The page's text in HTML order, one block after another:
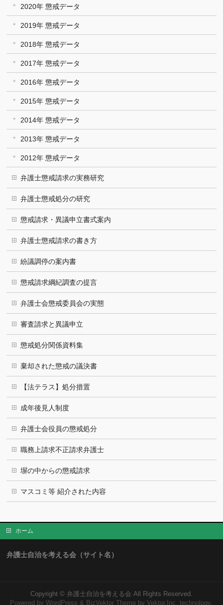
2020年 懲戒データ
2019年 懲戒データ
2018年 懲戒データ
2017年 懲戒データ
2016年 懲戒データ
2015年 懲戒データ
2014年 懲戒データ
2013年 懲戒データ
2012年 懲戒データ
弁護士懲戒請求の実務研究
弁護士懲戒処分の研究
懲戒請求・異議申立書式案内
弁護士懲戒請求の書き方
紛議調停の案内書
懲戒請求綱紀調査の提言
弁護士会懲戒委員会の実態
審査請求と異議申立
懲戒処分関係資料集
棄却された懲戒の議決書
【法テラス】処分措置
成年後見人制度
弁護士会役員の懲戒処分
職務上請求不正請求弁護士
塀の中からの懲戒請求
マスコミ等 紹介された内容
ホーム
弁護士自治を考える会（サイト名）
Copyright © 弁護士自治を考える会 All Rights Reserved.
Powered byWordPress & BizVektor Theme by Vektor,Inc. technology.